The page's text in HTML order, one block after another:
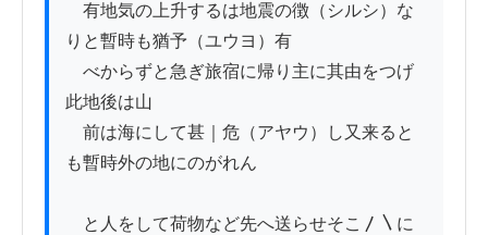
有地気の上升するは地震の徴（シルシ）な
りと暫時も猶予（ユウヨ）有
べからずと急ぎ旅宿に帰り主に其由をつげ
此地後は山
前は海にして甚｜危（アヤウ）し又来ると
も暫時外の地にのがれん
と人をして荷物など先へ送らせそこ〳〵に